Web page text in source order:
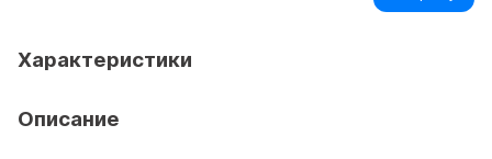
Характеристики
Описание